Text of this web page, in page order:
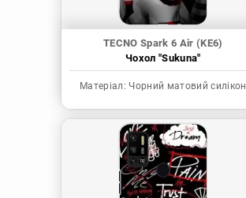
TECNO Spark 6 Air (KE6)
Чохол "Sukuna"
Матеріал: Чорний матовий силікон